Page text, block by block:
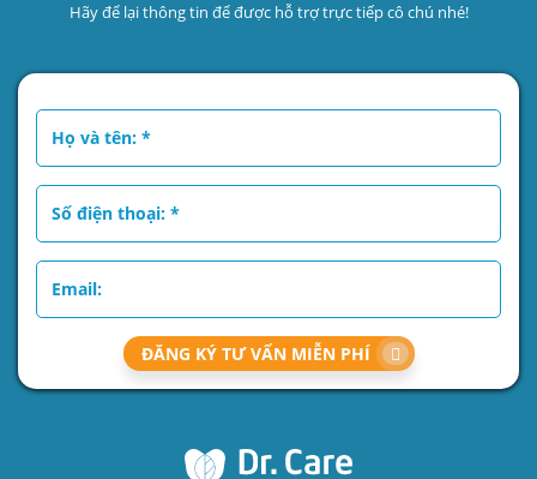
Hãy để lại thông tin để được hỗ trợ trực tiếp cô chú nhé!
ĐĂNG KÝ TƯ VẤN MIỄN PHÍ